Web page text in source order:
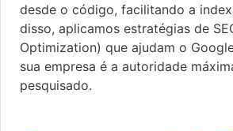
desde o código, facilitando a
disso, aplicamos estratégias de
Optimization) que ajudam o
sua empresa é a autoridade
pesquisado.